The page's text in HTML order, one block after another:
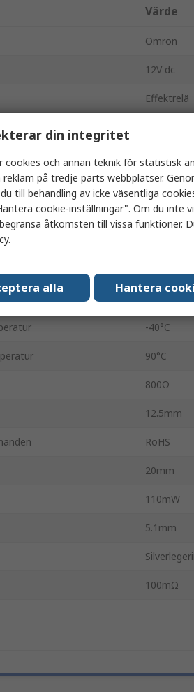
Värde
Omron
12V dc
Effektrelä
Kretskort
G6DN
277V ac
-40°C
90°C
800Ω
12.5mm
RoHS
20mm
110mW
5.1mm
100mΩ
din integritet
cookies och annan teknik för statistisk
på tredje parts webbplatser.
till behandling av icke väsentliga
cookie-inställningar". Om du inte
åtkomsten till vissa funktioner.
.
alla Hantera